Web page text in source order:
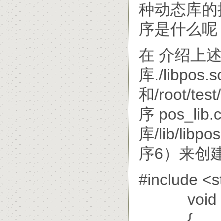
种动态库
序是什么
在 介绍上
库./
和/root/
序
库/lib/
序6）来创
#include
void